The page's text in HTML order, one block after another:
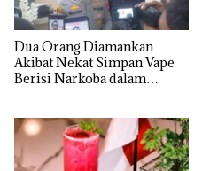
Dua Orang Diamankan
Akibat Nekat Simpan Vape
Berisi Narkoba dalam